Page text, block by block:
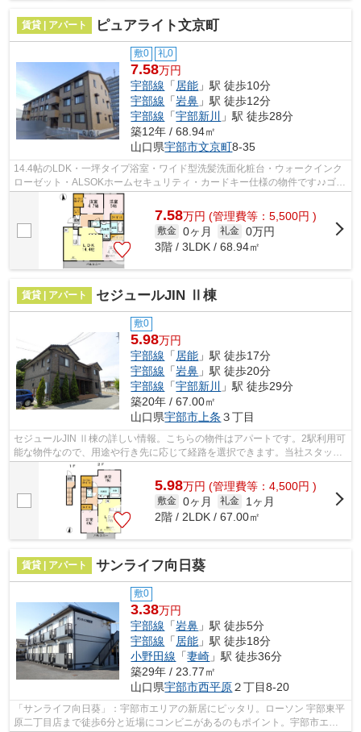
賃貸 | アパート ピュアライト文京町
敷0 礼0
7.58万円
宇部線 「居能 」駅 徒歩10分
宇部線 「岩鼻 」駅 徒歩12分
宇部線 「宇部新川
」駅 徒歩28分
築12年 / 68.94㎡
山口県宇部市文京町8-35
14.4帖のLDK・一坪タイプ浴室・ワイド型洗髪洗面化粧台・ウォークインク
ローゼット・ALSOKホームセキュリティ・カードキー仕様の物件です♪♪ゴミ
は便利な業者回収♪インターネット月額2,...
7.58万円 (管理費等：5,500円 )
敷金 0ヶ月 礼金 0万円
3階 / 3LDK / 68.94㎡
賃貸 | アパート セジュールJIN Ⅱ棟
敷0
5.98万円
宇部線 「 居能 」駅 徒歩17分
宇部線 「岩鼻 」駅 徒歩20分
宇部線 「宇部新川
」駅 徒歩29分
築20年 / 67.00㎡
山口県宇部市 上条 ３丁目
セジュールJIN Ⅱ棟の詳しい情報。こちらの物件はアパートです。2駅利用可
能な物件なので、用途や行き先に応じて経路を選択できます。当社スタッフ
が地域の賃貸情報をご提供いたします...
5.98万円 (管理費等：4,500円 )
敷金 0ヶ月 礼金
1ヶ月
2階 / 2LDK / 67.00㎡
賃貸 | アパート サンライフ向日葵
敷0
3.38万円
宇部線 「岩鼻 」駅 徒歩5分
宇部線 「 居能 」駅 徒歩18分
小野田線 「妻崎 」駅 徒歩36分
築29年 / 23.77㎡
山口県宇部市西平原２丁目8-20
「サンライフ向日葵」：宇部市エリアの新居にピッタリ。ローソン 宇部東平
原二丁目店まで徒歩6分と近場にコンビニがあるのもポイント。宇部市エリ